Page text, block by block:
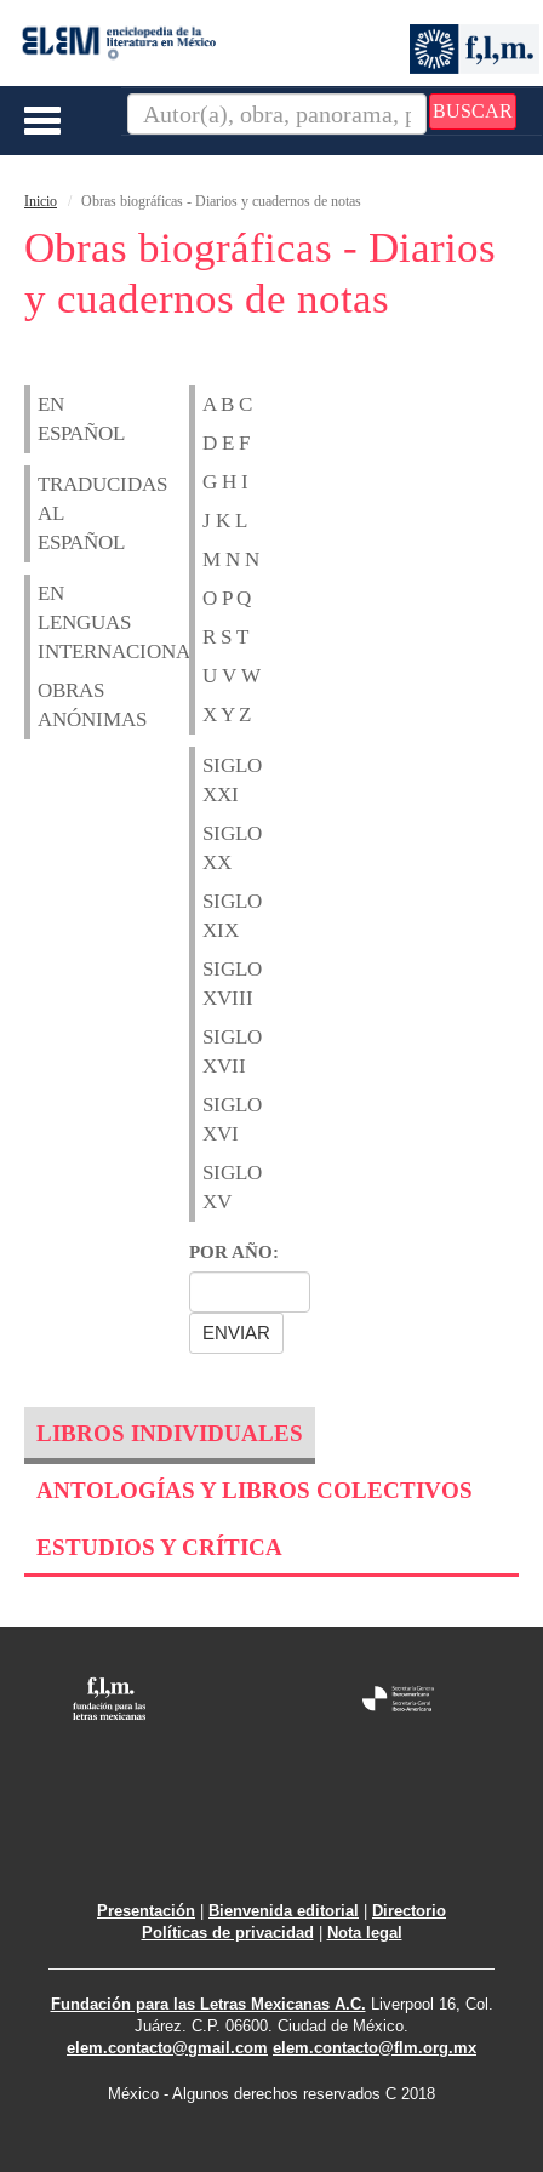
BUSCAR
Toggle
Inicio Obras biográficas - Diarios y cuadernos de notas
Obras biográficas - Diarios
y cuadernos de notas
EN
ESPAÑOL
TRADUCIDAS
AL
ESPAÑOL
EN
LENGUAS
INTERNACIONALES
OBRAS
ANÓNIMAS
A B C
D E F
G H I
J K L
M N N
O P Q
R S T
U V W
X Y Z
SIGLO
XXI
SIGLO
XX
SIGLO
XIX
SIGLO
XVIII
SIGLO
XVII
SIGLO
XVI
SIGLO
XV
POR AÑO:
LIBROS INDIVIDUALES
ANTOLOGÍAS Y LIBROS COLECTIVOS
ESTUDIOS Y CRÍTICA
Presentación | Bienvenida editorial | Directorio
Políticas de privacidad | Nota legal
Fundación para las Letras Mexicanas A.C. Liverpool 16, Col.
Juárez. C.P. 06600. Ciudad de México.
elem.contacto@gmail.com elem.contacto@flm.org.mx
México - Algunos derechos reservados C 2018